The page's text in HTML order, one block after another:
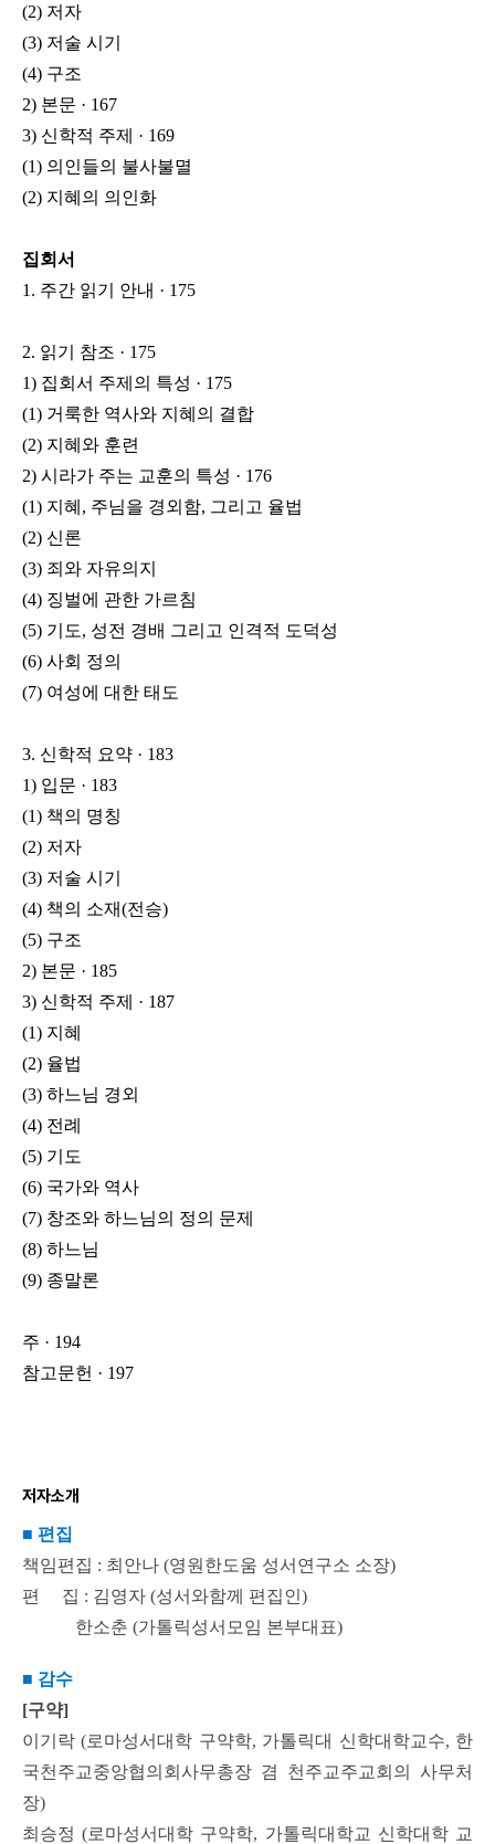
(2) 저자
(3) 저술 시기
(4) 구조
2) 본문 · 167
3) 신학적 주제 · 169
(1) 의인들의 불사불멸
(2) 지혜의 의인화
집회서
1. 주간 읽기 안내 · 175
2. 읽기 참조 · 175
1) 집회서 주제의 특성 · 175
(1) 거룩한 역사와 지혜의 결합
(2) 지혜와 훈련
2) 시라가 주는 교훈의 특성 · 176
(1) 지혜, 주님을 경외함, 그리고 율법
(2) 신론
(3) 죄와 자유의지
(4) 징벌에 관한 가르침
(5) 기도, 성전 경배 그리고 인격적 도덕성
(6) 사회 정의
(7) 여성에 대한 태도
3. 신학적 요약 · 183
1) 입문 · 183
(1) 책의 명칭
(2) 저자
(3) 저술 시기
(4) 책의 소재(전승)
(5) 구조
2) 본문 · 185
3) 신학적 주제 · 187
(1) 지혜
(2) 율법
(3) 하느님 경외
(4) 전례
(5) 기도
(6) 국가와 역사
(7) 창조와 하느님의 정의 문제
(8) 하느님
(9) 종말론
주 · 194
참고문헌 · 197
저자소개
■ 편집
책임편집 : 최안나 (영원한도움 성서연구소 소장)
편 집 : 김영자 (성서와함께 편집인)
한소춘 (가톨릭성서모임 본부대표)
■ 감수
[구약]
이기락 (로마성서대학 구약학, 가톨릭대 신학대학교수, 한
국천주교중앙협의회사무총장 겸 천주교주교회의 사무처
장)
최승정 (로마성서대학 구약학, 가톨릭대학교 신학대학 교